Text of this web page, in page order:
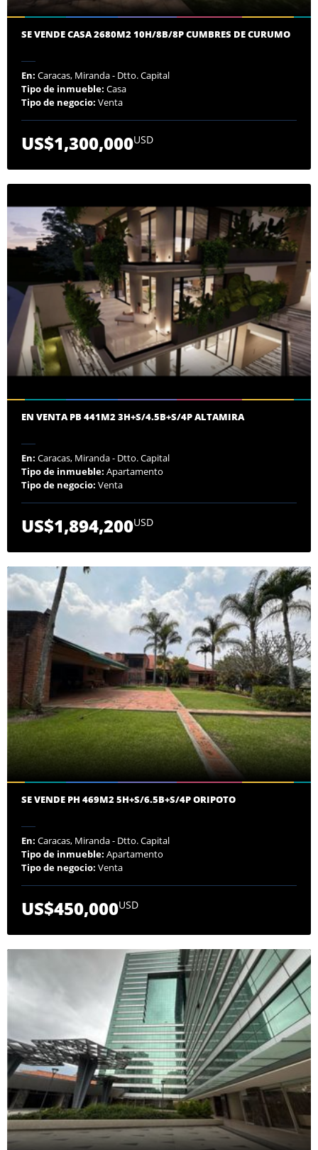
SE VENDE CASA 2680M2 10H/8B/8P CUMBRES DE CURUMO
En: Caracas, Miranda - Dtto. Capital
Tipo de inmueble: Casa
Tipo de negocio: Venta
US$1,300,000USD
EN VENTA PB 441M2 3H+S/4.5B+S/4P ALTAMIRA
En: Caracas, Miranda - Dtto. Capital
Tipo de inmueble: Apartamento
Tipo de negocio: Venta
US$1,894,200USD
SE VENDE PH 469M2 5H+S/6.5B+S/4P ORIPOTO
En: Caracas, Miranda - Dtto. Capital
Tipo de inmueble: Apartamento
Tipo de negocio: Venta
US$450,000USD